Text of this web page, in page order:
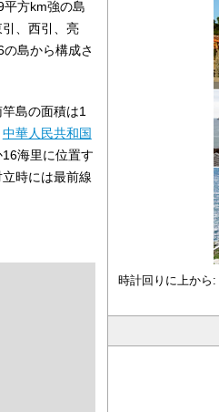
時計回りに上から:
平方km強の島
、西引、亮
島から構成さ
島の面積は1
中華人民共和国
海里に位置す
時には最前線